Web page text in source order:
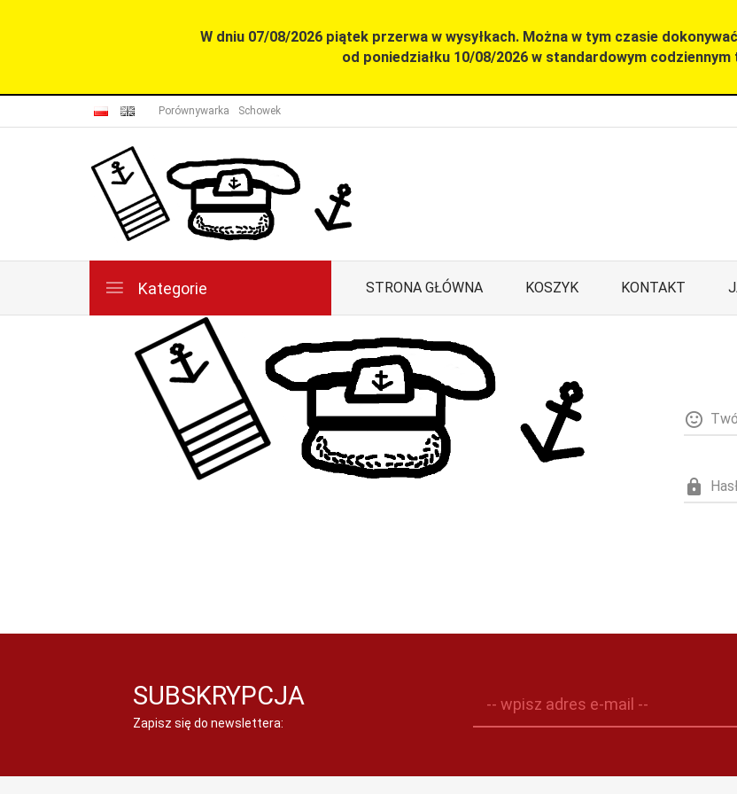
W dniu 07/08/2026 piątek przerwa w wysyłkach. Można w tym czasie
od poniedziałku 10/08/2026 w standardowym codziennym
Porównywarka Schowek
Kategorie STRONA GŁÓWNA KOSZYK KONTAKT
SUBSKRYPCJA
Zapisz się do newslettera:
-- wpisz adres e-mail --